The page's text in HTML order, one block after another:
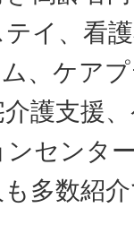
イ、看
、ケア
護支援
センタ
多数紹